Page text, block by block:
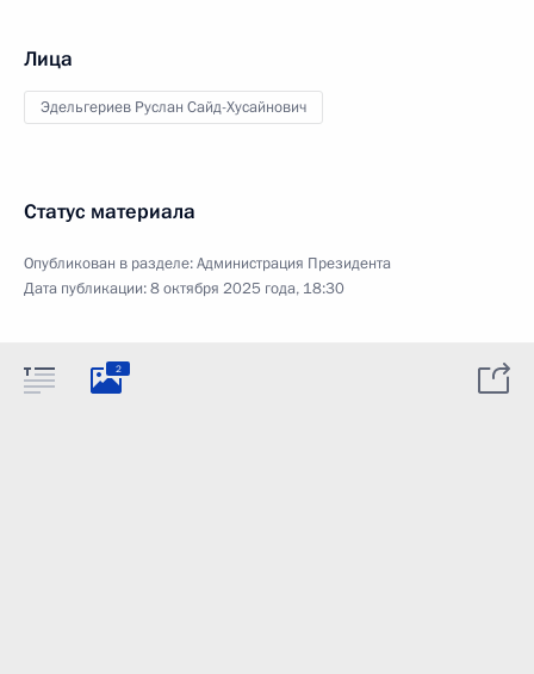
Лица
Эдельгериев Руслан Сайд-Хусайнович
Статус материала
Опубликован в разделе:Администрация Президента
Дата публикации:8 октября 2025 года, 18:30
2